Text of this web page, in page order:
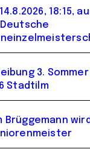
18:15,
3.
Stadtilm
Brüggemann